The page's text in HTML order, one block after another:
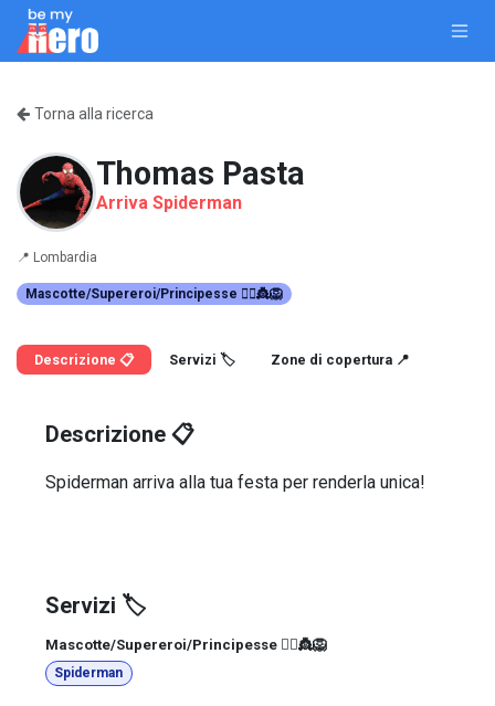
Passa al contenuto
Torna alla ricerca
Thomas Pasta
Arriva Spiderman
📍 Lombardia
Mascotte/Supereroi/Principesse 🦸‍♀️👸🦁
Descrizione 📋 Servizi 🏷️ Zone di copertura 📍
Descrizione 📋
Spiderman arriva alla tua festa per renderla unica!
Servizi 🏷️
Mascotte/Supereroi/Principesse 🦸‍♀️👸🦁
Spiderman